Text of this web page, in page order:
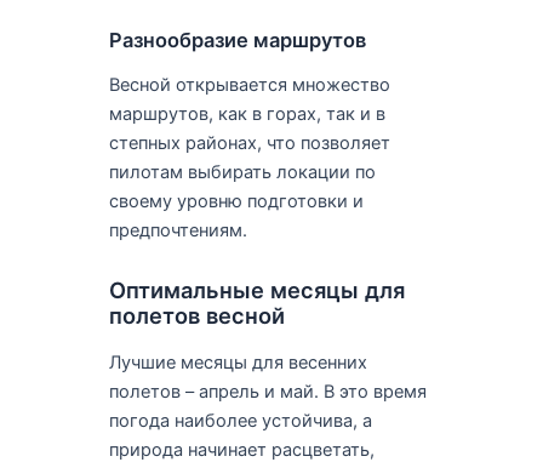
Разнообразие маршрутов
Весной открывается множество
маршрутов, как в горах, так и в
степных районах, что позволяет
пилотам выбирать локации по
своему уровню подготовки и
предпочтениям.
Оптимальные месяцы для
полетов весной
Лучшие месяцы для весенних
полетов – апрель и май. В это время
погода наиболее устойчива, а
природа начинает расцветать,